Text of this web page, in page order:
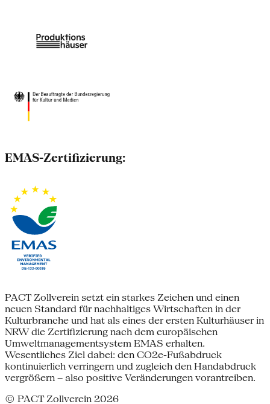
EMAS-Zertifizierung:
PACT Zollverein setzt ein starkes Zeichen und einen
neuen Standard für nachhaltiges Wirtschaften in der
Kulturbranche und hat als eines der ersten Kulturhäuser in
NRW die Zertifizierung nach dem europäischen
Umweltmanagementsystem EMAS erhalten.
Wesentliches Ziel dabei: den CO2e-Fußabdruck
kontinuierlich verringern und zugleich den Handabdruck
vergrößern – also positive Veränderungen vorantreiben.
© PACT Zollverein 2026